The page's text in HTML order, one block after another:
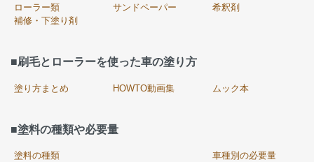
ローラー類
サンドペーパー
希釈剤
補修・下塗り剤
■刷毛とローラーを使った車の塗り方
塗り方まとめ HOWTO動画集 ムック本
■塗料の種類や必要量
塗料の種類 車種別の必要量